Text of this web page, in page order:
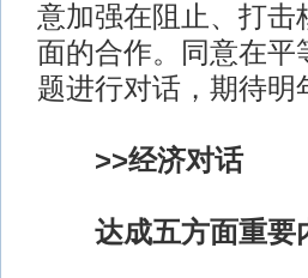
意加强在阻止、打击
面的合作。同意在平
题进行对话，期待明
>>经济对话
达成五方面重要